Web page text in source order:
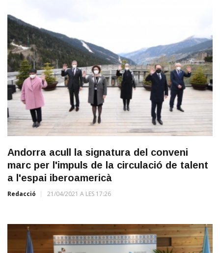
Andorra acull la signatura del conveni
marc per l'impuls de la circulació de talent
a l'espai iberoamericà
Redacció 21/04/2021 A LES 17:26